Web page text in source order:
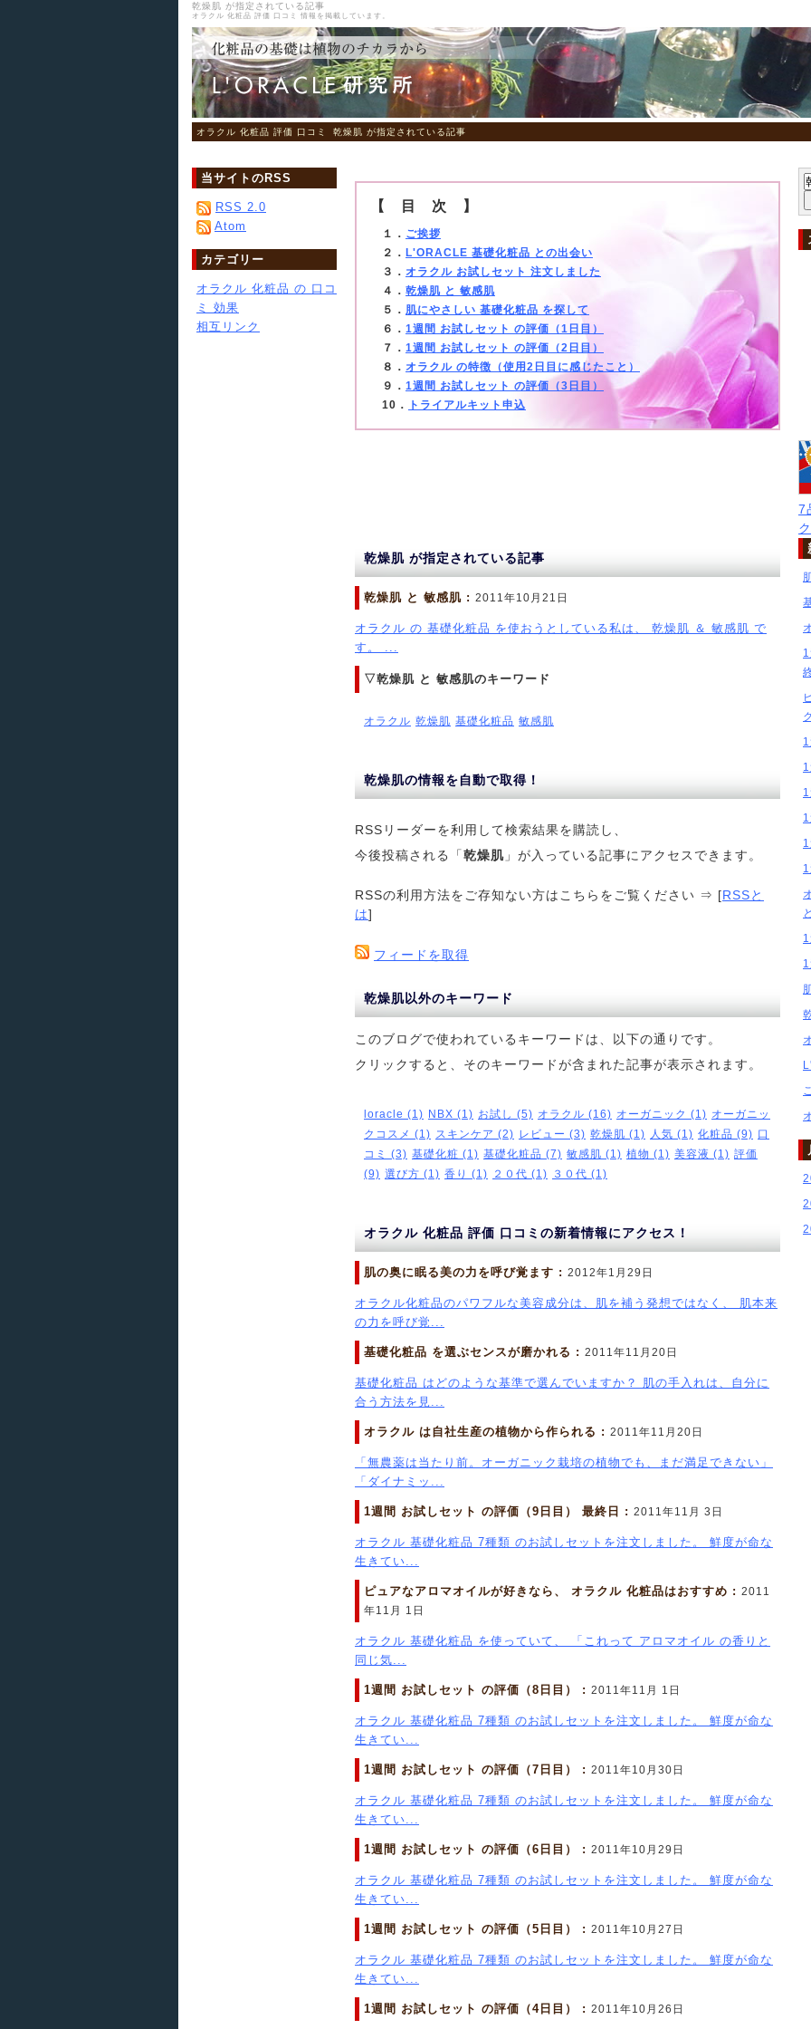
乾燥肌 が指定されている記事
オラクル 化粧品 評価 口コミ 情報を掲載しています。
オラクル 化粧品 評価 口コミ 乾燥肌 が指定されている記事
乾燥肌 が指定されている記事
乾燥肌 と 敏感肌 : 2011年10月21日
オラクル の 基礎化粧品 を使おうとしている私は、 乾燥肌 ＆ 敏感肌 で
す。 ...
▽乾燥肌 と 敏感肌のキーワード
オラクル 乾燥肌 基礎化粧品 敏感肌
乾燥肌の情報を自動で取得！
RSSリーダーを利用して検索結果を購読し、
今後投稿される「乾燥肌 」が入っている記事にアクセスできます。
RSSの利用方法をご存知ない方はこちらをご覧ください ⇒ [RSSと
は]
フィードを取得
乾燥肌以外のキーワード
このブログで使われているキーワードは、以下の通りです。
クリックすると、そのキーワードが含まれた記事が表示されます。
loracle (1) NBX (1) お試し (5) オラクル (16) オーガニック (1) オーガニッ
クコスメ (1) スキンケア (2) レビュー (3) 乾燥肌 (1) 人気 (1) 化粧品 (9) 口
コミ (3) 基礎化粧 (1) 基礎化粧品 (7) 敏感肌 (1) 植物 (1) 美容液 (1) 評価
(9) 選び方 (1) 香り (1) ２０代 (1) ３０代 (1)
オラクル 化粧品 評価 口コミの新着情報にアクセス！
肌の奥に眠る美の力を呼び覚ます : 2012年1月29日
オラクル化粧品のパワフルな美容成分は、肌を補う発想ではなく、 肌本来
の力を呼び覚...
基礎化粧品 を選ぶセンスが磨かれる : 2011年11月20日
基礎化粧品 はどのような基準で選んでいますか？ 肌の手入れは、自分に
合う方法を見...
オラクル は自社生産の植物から作られる : 2011年11月20日
「無農薬は当たり前。オーガニック栽培の植物でも、まだ満足できない」
「ダイナミッ...
1週間 お試しセット の評価（9日目） 最終日 : 2011年11月 3日
オラクル 基礎化粧品 7種類 のお試しセットを注文しました。 鮮度が命な
生きてい...
ピュアなアロマオイルが好きなら、 オラクル 化粧品はおすすめ : 2011
年11月 1日
オラクル 基礎化粧品 を使っていて、 「これって アロマオイル の香りと
同じ気...
1週間 お試しセット の評価（8日目） : 2011年11月 1日
オラクル 基礎化粧品 7種類 のお試しセットを注文しました。 鮮度が命な
生きてい...
1週間 お試しセット の評価（7日目） : 2011年10月30日
オラクル 基礎化粧品 7種類 のお試しセットを注文しました。 鮮度が命な
生きてい...
1週間 お試しセット の評価（6日目） : 2011年10月29日
オラクル 基礎化粧品 7種類 のお試しセットを注文しました。 鮮度が命な
生きてい...
1週間 お試しセット の評価（5日目） : 2011年10月27日
オラクル 基礎化粧品 7種類 のお試しセットを注文しました。 鮮度が命な
生きてい...
1週間 お試しセット の評価（4日目） : 2011年10月26日
当サイトのRSS
RSS 2.0
Atom
カテゴリー
オラクル 化粧品 の 口コ
ミ 効果
相互リンク
【 目 次 】
１． ご挨拶
２． L'ORACLE 基礎化粧品 との出会い
３． オラクル お試しセット 注文しました
４． 乾燥肌 と 敏感肌
５． 肌にやさしい 基礎化粧品 を探して
６． 1週間 お試しセット の評価（1日目）
７． 1週間 お試しセット の評価（2日目）
８． オラクル の特徴（使用2日目に感じたこと）
９． 1週間 お試しセット の評価（3日目）
10．
トライアルキット申込
7